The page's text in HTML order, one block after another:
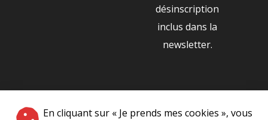
En cliquant sur « Je prends mes cookies », vous
désinscription
inclus dans la
newsletter.
NOS PARTENAIRES